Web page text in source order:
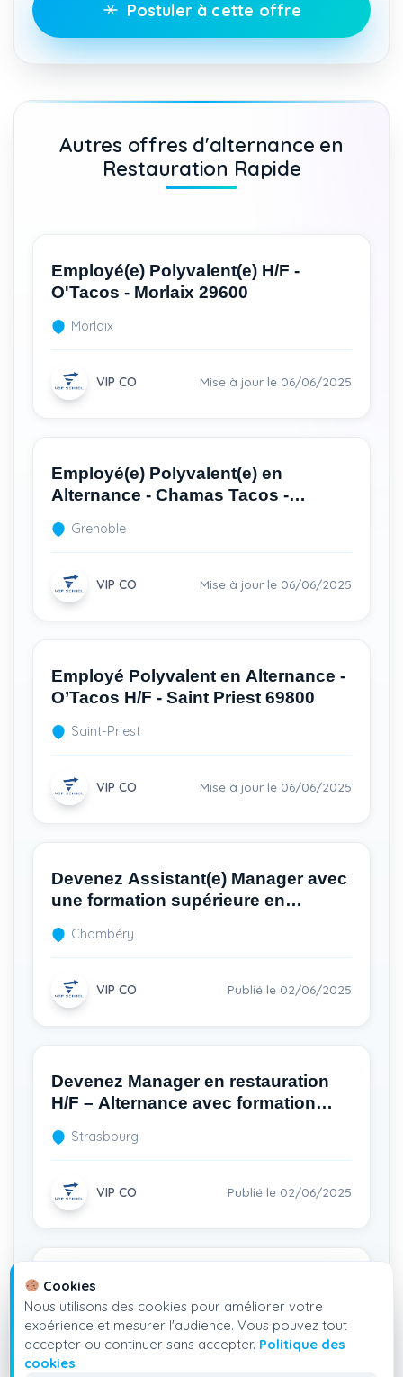
Postuler à cette offre
Autres offres d'alternance en
Restauration Rapide
Employé(e) Polyvalent(e) H/F -
O'Tacos - Morlaix 29600
Morlaix
VIP CO Mise à jour le 06/06/2025
Employé(e) Polyvalent(e) en
Alternance - Chamas Tacos -
Grenoble
VIP CO Mise à jour le 06/06/2025
Employé Polyvalent en Alternance -
O’Tacos H/F - Saint Priest 69800
Saint-Priest
VIP CO Mise à jour le 06/06/2025
Devenez Assistant(e) Manager avec
une formation supérieure en
Chambéry
VIP CO Publié le 02/06/2025
Devenez Manager en restauration
H/F – Alternance avec formation
Strasbourg
VIP CO Publié le 02/06/2025
Rejoignez Les Troyes Libanais H/F
– Formez-vous en alternance à un
Bac+3
Troyes
Cookies
Nous utilisons des cookies pour améliorer votre
expérience et mesurer l'audience. Vous pouvez tout
accepter ou continuer sans accepter. Politique des
cookies